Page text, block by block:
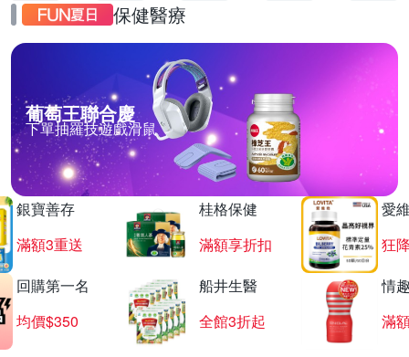
保健醫療
葡萄王聯合慶
下單抽羅技遊戲滑鼠
銀寶善存
滿額3重送
桂格保健
滿額享折扣
愛
狂
回購第一名
均價$350
船井生醫
全館3折起
情
滿